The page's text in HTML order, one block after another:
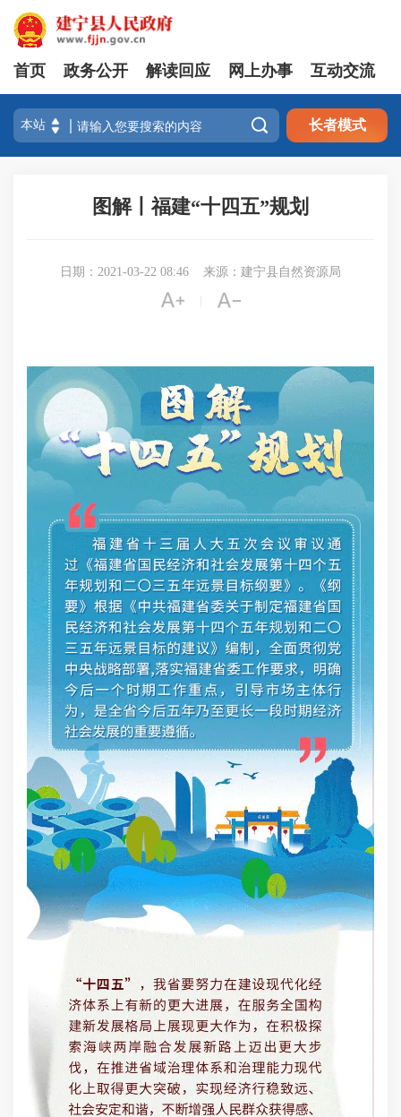
首页 政务公开 解读回应 网上办事 互动交流
 长者模式
图解丨福建“十四五”规划
日期：2021-03-22 08:46 来源：建宁县自然资源局
 